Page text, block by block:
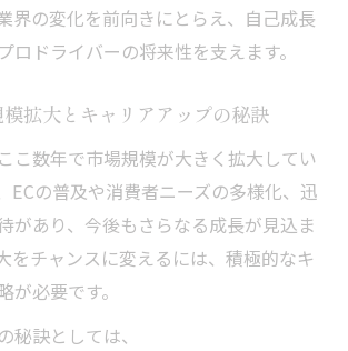
界の変化を前向きにとらえ、自己成長
ロドライバーの将来性を支えます。
拡大とキャリアアップの秘訣
こ数年で市場規模が大きく拡大してい
ECの普及や消費者ニーズの多様化、迅
があり、今後もさらなる成長が見込ま
をチャンスに変えるには、積極的なキ
が必要です。
秘訣としては、